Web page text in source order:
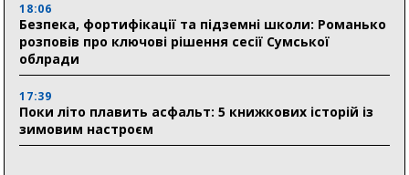
18:06
Безпека, фортифікації та підземні школи: Романько
розповів про ключові рішення сесії Сумської
облради
17:39
Поки літо плавить асфальт: 5 книжкових історій із
зимовим настроєм